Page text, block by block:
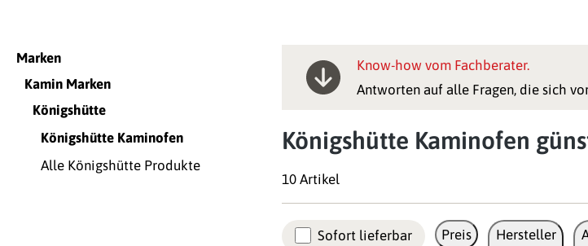
Marken
Kamin Marken
Königshütte
Königshütte Kaminofen
Alle Königshütte Produkte
Know-how vom Fachberater.
Antworten auf alle Fragen, die sich
Königshütte Kaminofen
10 Artikel
Sofort lieferbar Preis Hersteller